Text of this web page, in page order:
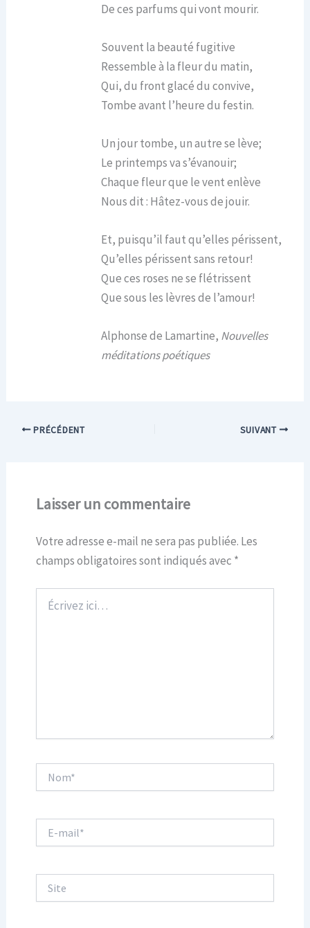
De ces parfums qui vont mourir.
Souvent la beauté fugitive
Ressemble à la fleur du matin,
Qui, du front glacé du convive,
Tombe avant l’heure du festin.
Un jour tombe, un autre se lève;
Le printemps va s’évanouir;
Chaque fleur que le vent enlève
Nous dit : Hâtez-vous de jouir.
Et, puisqu’il faut qu’elles périssent,
Qu’elles périssent sans retour!
Que ces roses ne se flétrissent
Que sous les lèvres de l’amour!
Alphonse de Lamartine, Nouvelles
méditations poétiques
PRÉCÉDENT SUIVANT
Laisser un commentaire
Votre adresse e-mail ne sera pas publiée. Les
champs obligatoires sont indiqués avec *
ici…
mail*